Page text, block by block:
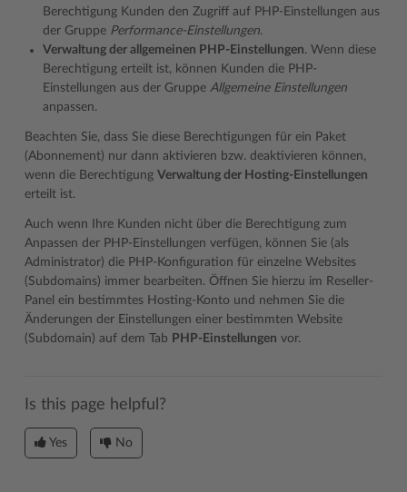
Berechtigung Kunden den Zugriff auf PHP-Einstellungen aus
der Gruppe Performance-Einstellungen.
Verwaltung der allgemeinen PHP-Einstellungen. Wenn diese
Berechtigung erteilt ist, können Kunden die PHP-
Einstellungen aus der Gruppe Allgemeine Einstellungen
anpassen.
Beachten Sie, dass Sie diese Berechtigungen für ein Paket
(Abonnement) nur dann aktivieren bzw. deaktivieren können,
wenn die Berechtigung Verwaltung der Hosting-Einstellungen
erteilt ist.
Auch wenn Ihre Kunden nicht über die Berechtigung zum
Anpassen der PHP-Einstellungen verfügen, können Sie (als
Administrator) die PHP-Konfiguration für einzelne Websites
(Subdomains) immer bearbeiten. Öffnen Sie hierzu im Reseller-
Panel ein bestimmtes Hosting-Konto und nehmen Sie die
Änderungen der Einstellungen einer bestimmten Website
(Subdomain) auf dem Tab PHP-Einstellungen vor.
Is this page helpful?
Yes No